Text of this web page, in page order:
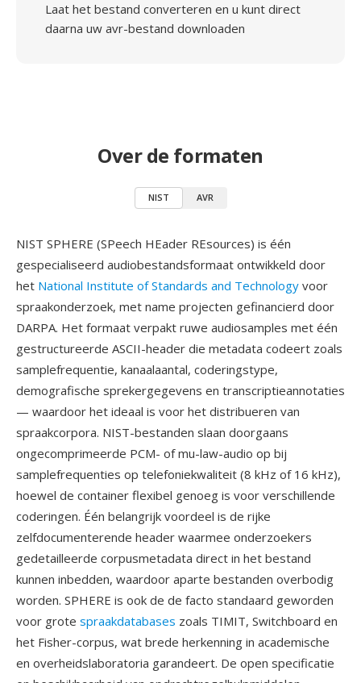
Laat het bestand converteren en u kunt direct
daarna uw avr-bestand downloaden
Over de formaten
NIST AVR
NIST SPHERE (SPeech HEader REsources) is één
gespecialiseerd audiobestandsformaat ontwikkeld door
het National Institute of Standards and Technology voor
spraakonderzoek, met name projecten gefinancierd door
DARPA. Het formaat verpakt ruwe audiosamples met één
gestructureerde ASCII-header die metadata codeert zoals
samplefrequentie, kanaalaantal, coderingstype,
demografische sprekergegevens en transcriptieannotaties
— waardoor het ideaal is voor het distribueren van
spraakcorpora. NIST-bestanden slaan doorgaans
ongecomprimeerde PCM- of mu-law-audio op bij
samplefrequenties op telefoniekwaliteit (8 kHz of 16 kHz),
hoewel de container flexibel genoeg is voor verschillende
coderingen. Één belangrijk voordeel is de rijke
zelfdocumenterende header waarmee onderzoekers
gedetailleerde corpusmetadata direct in het bestand
kunnen inbedden, waardoor aparte bestanden overbodig
worden. SPHERE is ook de de facto standaard geworden
voor grote spraakdatabases zoals TIMIT, Switchboard en
het Fisher-corpus, wat brede herkenning in academische
en overheidslaboratoria garandeert. De open specificatie